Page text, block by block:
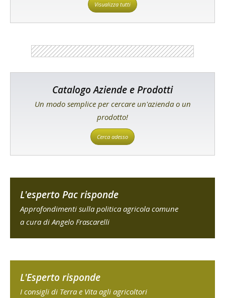
Visualizza tutti
Catalogo Aziende e Prodotti
Un modo semplice per cercare un'azienda o un
prodotto!
Cerca adesso
L'esperto Pac risponde
Approfondimenti sulla politica agricola comune
a cura di Angelo Frascarelli
L'Esperto risponde
I consigli di Terra e Vita agli agricoltori